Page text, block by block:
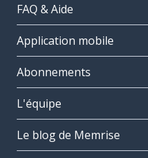
FAQ & Aide
Application mobile
Abonnements
L'équipe
Le blog de Memrise